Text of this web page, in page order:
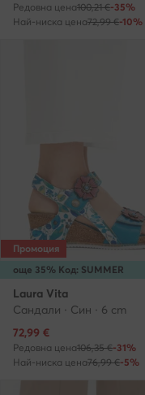
Редовна цена100,21 €-35%
Най-ниска цена72,99 €-10%
още 35% Код: SUMMER
Промоция
Laura Vita
Сандали · Син · 6 cm
Актуална цена
72,99 €
Редовна цена106,35 €-31%
Най-ниска цена76,99 €-5%